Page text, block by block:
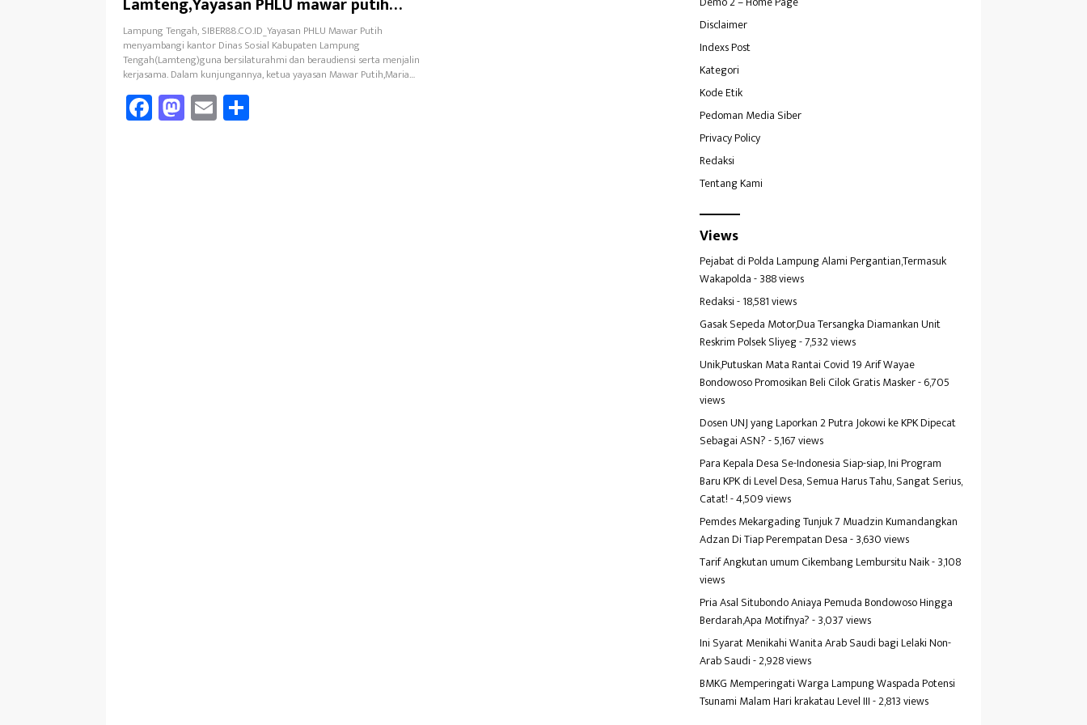
Beraudiensi
Lampung Tengah, SIBER88.CO.ID_Yayasan PHLU Mawar Putih
menyambangi kantor Dinas Sosial Kabupaten Lampung
Tengah(Lamteng)guna bersilaturahmi dan beraudiensi serta menjalin
kerjasama. Dalam kunjungannya, ketua yayasan Mawar Putih,Maria…
Fa
ce
M
as
E
m
Disclaimer
Indexs Post
Kategori
Kode Etik
Pedoman Media Siber
Privacy Policy
Redaksi
Tentang Kami
Views
Pejabat di Polda Lampung Alami Pergantian,Termasuk
Wakapolda- 388 views
Redaksi- 18,581 views
Gasak Sepeda Motor,Dua Tersangka Diamankan Unit
Reskrim Polsek Sliyeg- 7,532 views
Unik,Putuskan Mata Rantai Covid 19 Arif Wayae
Bondowoso Promosikan Beli Cilok Gratis Masker- 6,705
views
Dosen UNJ yang Laporkan 2 Putra Jokowi ke KPK Dipecat
Sebagai ASN?- 5,167 views
Para Kepala Desa Se-Indonesia Siap-siap, Ini Program
Baru KPK di Level Desa, Semua Harus Tahu, Sangat Serius,
Catat!- 4,509 views
Pemdes Mekargading Tunjuk 7 Muadzin Kumandangkan
Adzan Di Tiap Perempatan Desa- 3,630 views
Tarif Angkutan umum Cikembang Lembursitu Naik- 3,108
views
Pria Asal Situbondo Aniaya Pemuda Bondowoso Hingga
Berdarah,Apa Motifnya?- 3,037 views
Ini Syarat Menikahi Wanita Arab Saudi bagi Lelaki Non-
Arab Saudi- 2,928 views
BMKG Memperingati Warga Lampung Waspada Potensi
Tsunami Malam Hari krakatau Level III- 2,813 views